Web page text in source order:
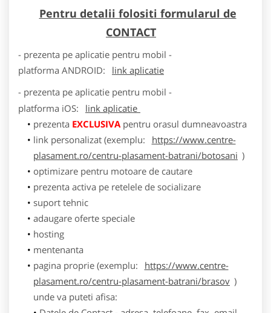
Pentru detalii folositi formularul de
CONTACT
- prezenta pe aplicatie pentru mobil -
platforma ANDROID:
link aplicatie
- prezenta pe aplicatie pentru mobil -
platforma iOS:
link aplicatie
prezenta EXCLUSIVApentru orasul dumneavoastra
link personalizat (exemplu:
https://www.centre-
plasament.ro/centru-plasament-batrani/botosani )
optimizare pentru motoare de cautare
prezenta activa pe retelele de socializare
suport tehnic
adaugare oferte speciale
hosting
mentenanta
pagina proprie (exemplu:
https://www.centre-
plasament.ro/centru-plasament-batrani/brasov )
unde va puteti afisa: